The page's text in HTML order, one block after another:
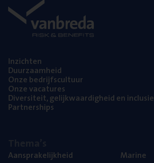
Inzich­ten
Duur­zaam­heid
Onze bedrijfs­cul­tuur
Onze vaca­tu­res
Diver­si­teit, gelijk­waar­dig­heid en inclusie
Part­ner­ships
Aan­spra­ke­lijk­heid
Mari­ne